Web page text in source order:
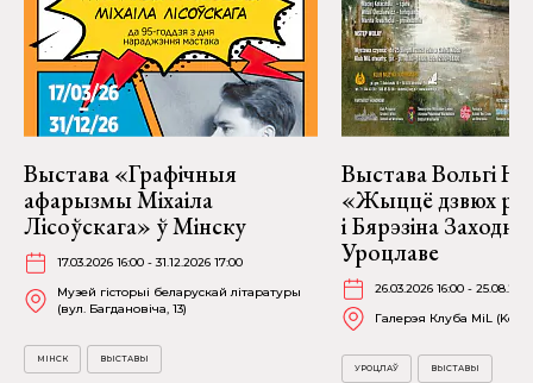
Выстава «Графічныя
афарызмы Міхаіла
Лісоўскага» ў Мінску
17.03.2026 16:00 - 31.12.2026 17:00
Музей гісторыі беларускай літаратуры
(вул. Багдановіча, 13)
МІНСК ВЫСТАВЫ
Выстава Вольгі
«Жыццё дзвюх
і Бярэзіна
Уроцлаве
26.03.2026 16:00 -
Галерэя Клуба MiL
УРОЦЛАЎ ВЫСТАВЫ